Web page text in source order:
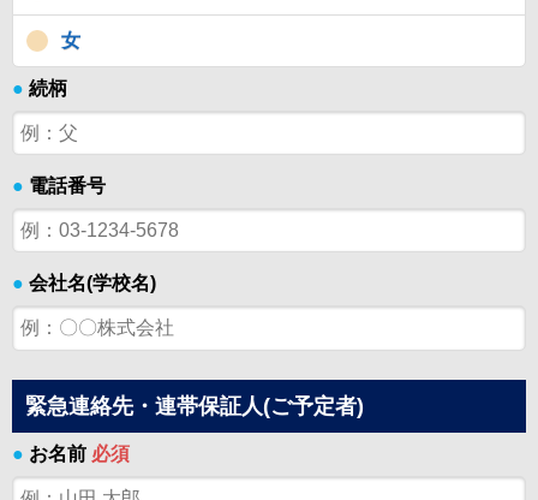
女
● 続柄
● 電話番号
● 会社名(学校名)
緊急連絡先・連帯保証人(ご予定者)
● お名前 必須